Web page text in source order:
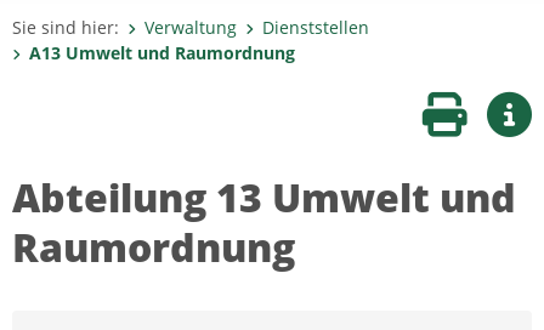
Sie sind hier: Verwaltung
Dienststellen
A13 Umwelt und Raumordnung
Seite
Abteilung 13 Umwelt und
Raumordnung